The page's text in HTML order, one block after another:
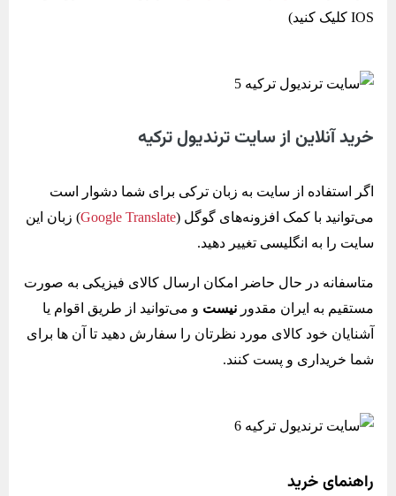
IOS کلیک کنید)
خرید آنلاین از سایت ترندیول ترکیه
اگر استفاده از سایت به زبان ترکی برای شما دشوار است
می‌توانید با کمک افزونه‌های گوگل (
Google Translate
) زبان این
سایت را به انگلیسی تغییر دهید.
متاسفانه در حال حاضر امکان ارسال کالای فیزیکی به صورت
مستقیم به ایران مقدور نیست و می‌توانید از طریق اقوام یا
آشنایان خود کالای مورد نظرتان را سفارش دهید تا آن ها برای
شما خریداری و پست کنند.
راهنمای خرید